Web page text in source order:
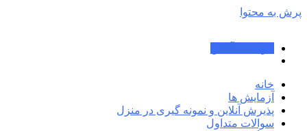
پرش به محتوا
خانه
آزمایش ها
پذیرش آنلاین و نمونه گیری در منزل
سوالات متداول